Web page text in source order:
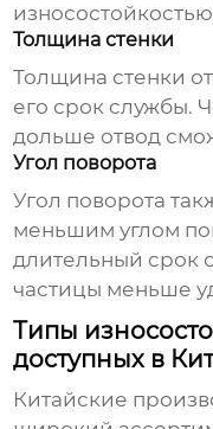
Толщина стенки
Толщина стенки
его срок службы.
дольше отвод
Угол поворота
Угол поворота
меньшим углом
длительный срок
частицы меньше
Типы
доступных в
Китайские